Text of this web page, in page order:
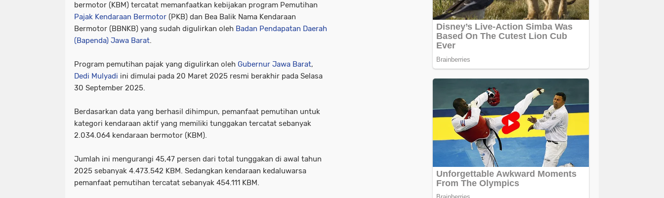
bermotor (KBM) tercatat memanfaatkan kebijakan program Pemutihan
Pajak Kendaraan Bermotor (PKB) dan Bea Balik Nama Kendaraan
Bermotor (BBNKB) yang sudah digulirkan oleh Badan Pendapatan Daerah
(Bapenda) Jawa Barat.
Program pemutihan pajak yang digulirkan oleh Gubernur Jawa Barat,
Dedi Mulyadi ini dimulai pada 20 Maret 2025 resmi berakhir pada Selasa
30 September 2025.
Berdasarkan data yang berhasil dihimpun, pemanfaat pemutihan untuk
kategori kendaraan aktif yang memiliki tunggakan tercatat sebanyak
2.034.064 kendaraan bermotor (KBM).
Jumlah ini mengurangi 45,47 persen dari total tunggakan di awal tahun
2025 sebanyak 4.473.542 KBM. Sedangkan kendaraan kedaluwarsa
pemanfaat pemutihan tercatat sebanyak 454.111 KBM.